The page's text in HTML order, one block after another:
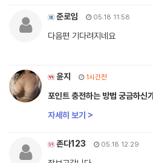
준로임 05.18 11:58
다음편 기다려지네요
윤지 1시간전
포인트 충전하는 방법 궁금하신
자세히 보기 >
존다123 05.18 12:29